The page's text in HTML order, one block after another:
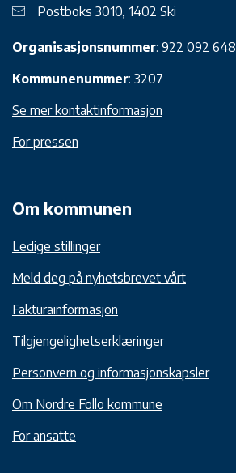
Postboks 3010, 1402 Ski
Organisasjonsnummer: 922 092 648
Kommunenummer: 3207
Se mer kontaktinformasjon
For pressen
Om kommunen
Ledige stillinger
Meld deg på nyhetsbrevet vårt
Fakturainformasjon
Tilgjengelighetserklæringer
Personvern og informasjonskapsler
Om Nordre Follo kommune
For ansatte